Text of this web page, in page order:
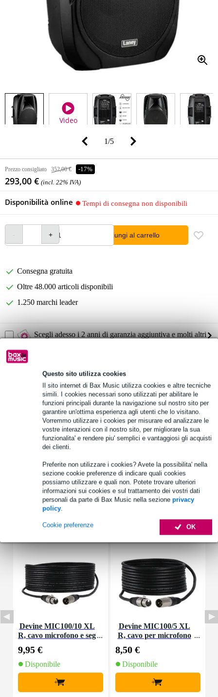
Questo sito utilizza cookies
Il sito internet di Bax Music utilizza cookies e altre tecniche
simili. I cookies necessari sono utilizzati per abilitare le
funzioni principali durante la navigazione sul nostro sito per
garantire un'ottima esperienza agli utenti che lo visitano.
Vorremmo utilizzare i cookies per misurare ed analizzare le
vostre interazioni con il nostro sito, per migliorare la sua
funzionalita' e rendere piu' semplici e vantaggiosi gli acquisti
dei clienti.
Preferite non utilizzare i cookies? Avete la possibilita' nella
sezione cookie preferenze di indicare quali cookies
possiamo utilizzare e quali non. Potete trovare ulteriori
informazioni sui cookies e sul trattamento dei vostri dati
personali da parte di Bax Music nella sezione privacy
policy.
OK
Cookie preferenze
Video
1/5
Prezzo consigliato 352,00 € -17%
293,00 € (incl. 22% IVA)
Disponibilità online Tempi di consegna non disponibili
Aggiungi al carrello
Consegna gratuita
Oltre 48.000 articoli disponibili
1.250 marchi leader
Scegli adesso i 2 anni di garanzia aggiuntiva e molti altri
Informazioni sul prodotto
altoparlante attivo
tipo: gamma completa
Serie Audio Hub
Specifiche complete
Devine MIC100/10 XL
R, cavo microfono e seg
9,95 €
Disponibile
+
Devine MIC100/5 XL
R, cavo per microfono
8,50 €
Disponibile
+